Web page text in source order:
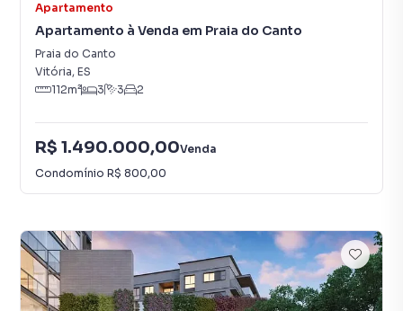
Apartamento
Apartamento à Venda em Praia do Canto
Praia do Canto
Vitória, ES
112m² 3 3 2
R$ 1.490.000,00Venda
Condomínio R$ 800,00